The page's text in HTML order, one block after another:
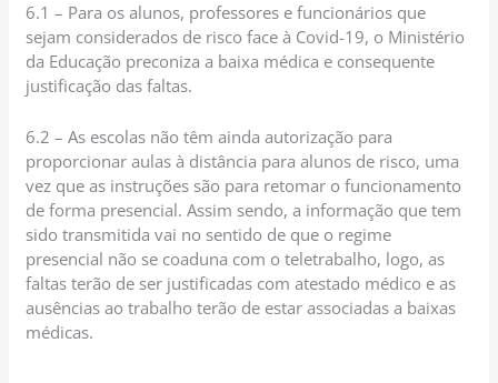
6.1 – Para os alunos, professores e funcionários que
sejam considerados de risco face à Covid-19, o Ministério
da Educação preconiza a baixa médica e consequente
justificação das faltas.
6.2 – As escolas não têm ainda autorização para
proporcionar aulas à distância para alunos de risco, uma
vez que as instruções são para retomar o funcionamento
de forma presencial. Assim sendo, a informação que tem
sido transmitida vai no sentido de que o regime
presencial não se coaduna com o teletrabalho, logo, as
faltas terão de ser justificadas com atestado médico e as
ausências ao trabalho terão de estar associadas a baixas
médicas.